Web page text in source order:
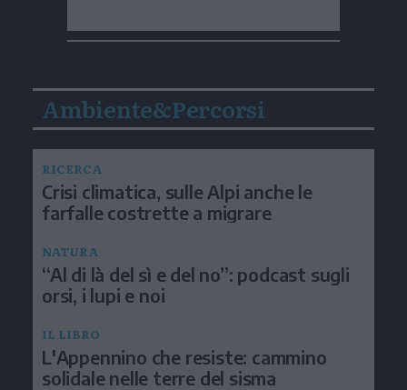
Ambiente&Percorsi
RICERCA
Crisi climatica, sulle Alpi anche le
farfalle costrette a migrare
NATURA
“Al di là del sì e del no”: podcast sugli
orsi, i lupi e noi
IL LIBRO
L'Appennino che resiste: cammino
solidale nelle terre del sisma